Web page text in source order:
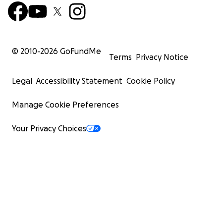
© 2010-2026 GoFundMe
Terms Privacy Notice
Legal Accessibility Statement Cookie Policy
Manage Cookie Preferences
Your Privacy Choices